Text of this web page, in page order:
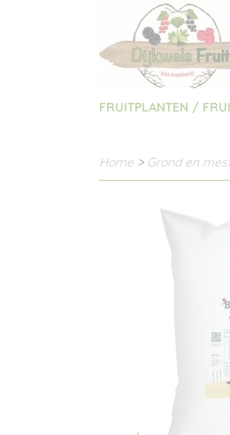
FRUITPLANTEN /
Home > Grond en